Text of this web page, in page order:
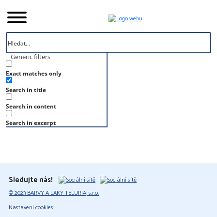
Generic filters
Exact matches only
Search in title
Search in content
Search in excerpt
Úvod
Vzorník
S 4050-Y70R
S 4050-Y70R
Sledujte nás!
© 2023 BARVY A LAKY TELURIA, s.r.o.
Nastavení cookies